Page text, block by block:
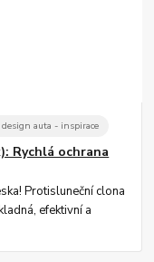
auta - inspirace
Rychlá ochrana
Protisluneční clona
efektivní a